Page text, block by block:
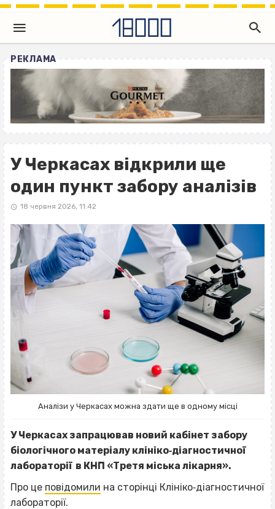
РЕКЛАМА
У Черкасах відкрили ще
один пункт забору аналізів
18 червня 2026, 11:42
Аналізи у Черкасах можна здати ще в одному місці
У Черкасах запрацював новий кабінет забору
біологічного матеріалу клініко‐діагностичної
лабораторії в КНП «Третя міська лікарня».
Про це повідомили на сторінці Клініко‐діагностичної
лабораторії.